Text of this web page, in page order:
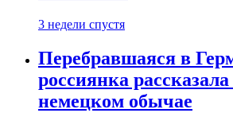
3 недели спустя
Перебравшаяся в
россиянка
немецком обычае